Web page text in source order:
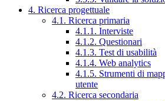
4. Ricerca progettuale
4.1. Ricerca primaria
4.1.1. Interviste
4.1.2. Questionari
4.1.3. Test di usabilità
4.1.4. Web analytics
4.1.5. Strumenti di
utente
4.2. Ricerca secondaria